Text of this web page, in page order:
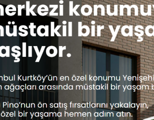
Göztepe E5 üzeri Nisan Sokakta,
Hastanesi yanında
ulaşım rahat olup toplu taşıma